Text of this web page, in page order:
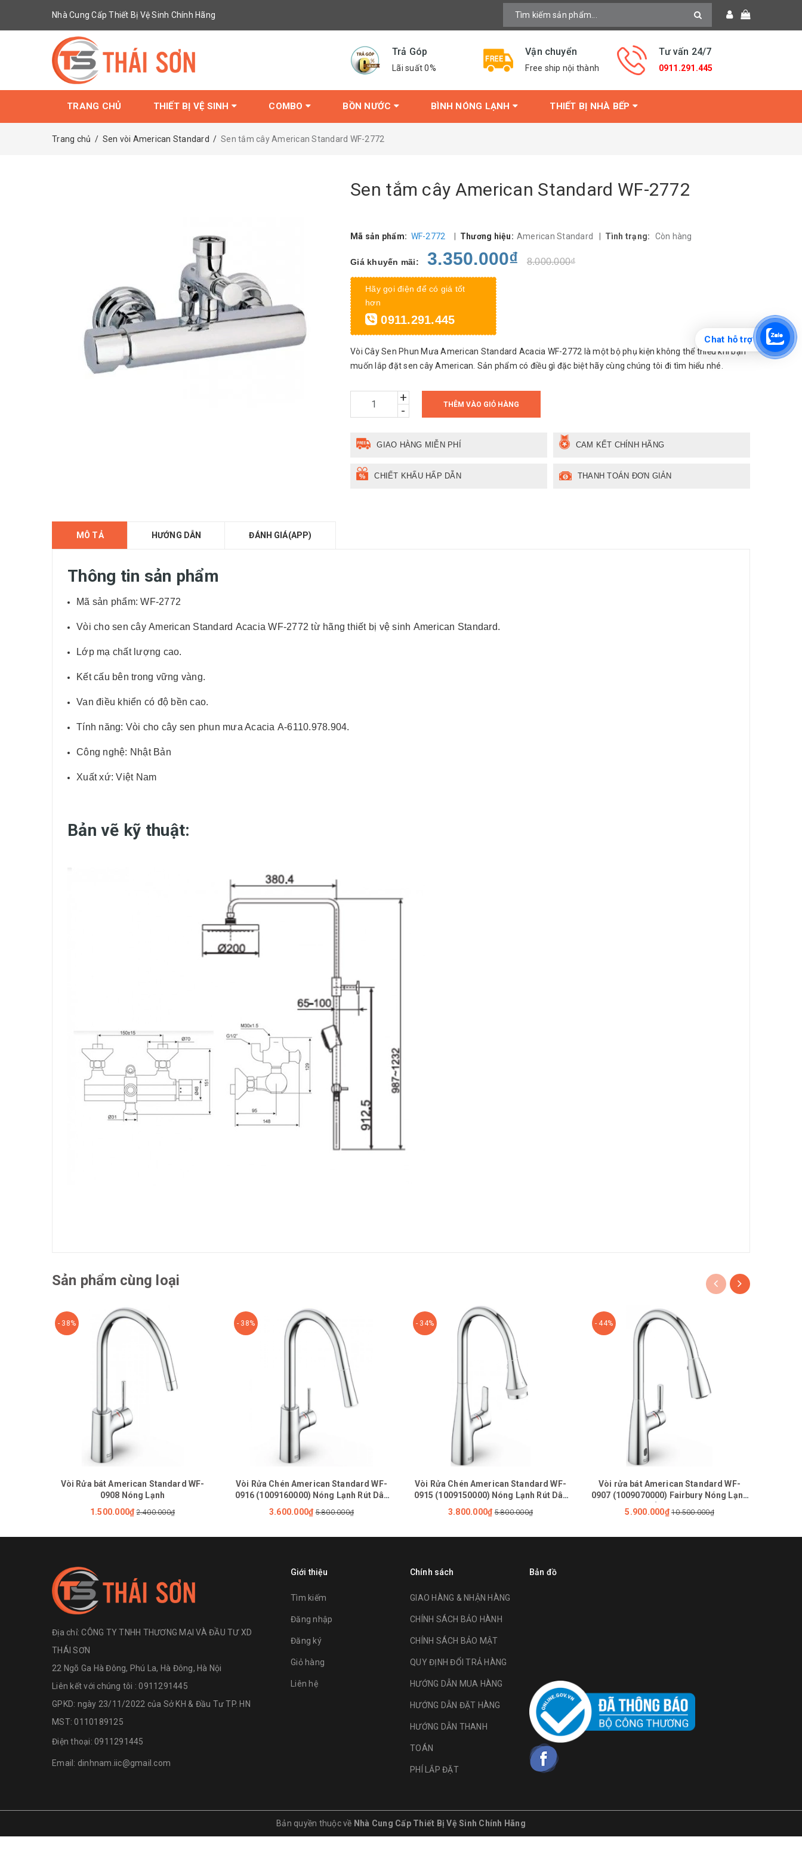
Nhà Cung Cấp Thiết Bị Vệ Sinh Chính Hãng
Trả Góp
Lãi suất 0%
Vận chuyển
Free ship nội thành
Tư vấn 24/7
0911.291.445
TRANG CHỦ THIẾT BỊ VỆ SINH COMBO BỒN NƯỚC BÌNH NÓNG LẠNH THIẾT BỊ NHÀ BẾP
Trang chủ / Sen vòi American Standard / Sen tắm cây American Standard WF-2772
Sen tắm cây American Standard WF-2772
Mã sản phẩm: WF-2772 Thương hiệu: American Standard Tình trạng: Còn hàng
Giá khuyến mãi: 3.350.000₫ 8.000.000₫
Hãy gọi điện để có giá tốt
hơn
0911.291.445
Vòi Cây Sen Phun Mưa American Standard Acacia WF-2772 là một bộ phụ kiện không thể thiếu khi bạn
muốn lắp đặt sen cây American. Sản phẩm có điều gì đặc biệt hãy cùng chúng tôi đi tìm hiểu nhé.
+
-
THÊM VÀO GIỎ HÀNG
GIAO HÀNG MIỄN PHÍ CAM KẾT CHÍNH HÃNG
CHIẾT KHẤU HẤP DẪN THANH TOÁN ĐƠN GIẢN
MÔ TẢ HƯỚNG DẪN ĐÁNH GIÁ(APP)
Thông tin sản phẩm
Mã sản phẩm: WF-2772
Vòi cho sen cây American Standard Acacia WF-2772 từ hãng thiết bị vệ sinh American Standard.
Lớp mạ chất lượng cao.
Kết cấu bên trong vững vàng.
Van điều khiển có độ bền cao.
Tính năng: Vòi cho cây sen phun mưa Acacia A-6110.978.904.
Công nghệ: Nhật Bản
Xuất xứ: Việt Nam
Bản vẽ kỹ thuật:
Sản phẩm cùng loại
- 38%
Vòi Rửa bát American Standard WF-
0908 Nóng Lạnh
1.500.000₫ 2.400.000₫
- 38%
Vòi Rửa Chén American Standard WF-
0916 (1009160000) Nóng Lạnh Rút Dây
Agate
3.600.000₫ 5.800.000₫
- 34%
Vòi Rửa Chén American Standard WF-
0915 (1009150000) Nóng Lạnh Rút Dây
Cynet
3.800.000₫ 5.800.000₫
- 44%
Vòi rửa bát American Standard WF-
0907 (1009070000) Fairbury Nóng Lạnh
Cảm Ứng Dùng Pin
5.900.000₫ 10.500.000₫
Địa chỉ:CÔNG TY TNHH THƯƠNG MẠI VÀ ĐẦU TƯ XD
THÁI SƠN
22 Ngõ Ga Hà Đông, Phú La, Hà Đông, Hà Nội
Liên kết với chúng tôi : 0911291445
GPKD: ngày 23/11/2022 của Sở KH & Đầu Tư TP. HN
MST: 0110189125
Điện thoại: 0911291445
Email: dinhnam.iic@gmail.com
Giới thiệu
Tìm kiếm
Đăng nhập
Đăng ký
Giỏ hàng
Liên hệ
Chính sách
GIAO HÀNG & NHẬN HÀNG
CHÍNH SÁCH BẢO HÀNH
CHÍNH SÁCH BẢO MẬT
QUY ĐỊNH ĐỔI TRẢ HÀNG
HƯỚNG DẪN MUA HÀNG
HƯỚNG DẪN ĐẶT HÀNG
HƯỚNG DẪN THANH
TOÁN
PHÍ LẮP ĐẶT
Bản đồ
Bản quyền thuộc về Nhà Cung Cấp Thiết Bị Vệ Sinh Chính Hãng
Chat hỗ trợ